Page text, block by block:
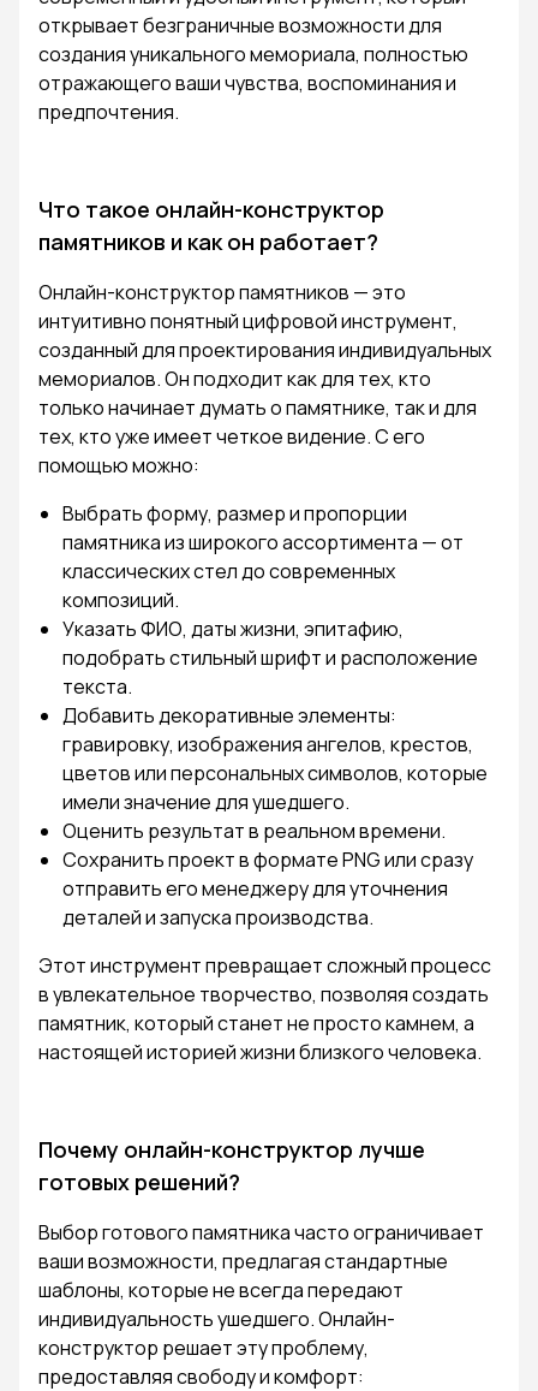
открывает безграничные возможности для
создания уникального мемориала, полностью
отражающего ваши чувства, воспоминания и
предпочтения.
Что такое онлайн-конструктор
памятников и как он работает?
Онлайн-конструктор памятников — это
интуитивно понятный цифровой инструмент,
созданный для проектирования индивидуальных
мемориалов. Он подходит как для тех, кто
только начинает думать о памятнике, так и для
тех, кто уже имеет четкое видение. С его
помощью можно:
Выбрать форму, размер и пропорции
памятника из широкого ассортимента — от
классических стел до современных
композиций.
Указать ФИО, даты жизни, эпитафию,
подобрать стильный шрифт и расположение
текста.
Добавить декоративные элементы:
гравировку, изображения ангелов, крестов,
цветов или персональных символов, которые
имели значение для ушедшего.
Оценить результат в реальном времени.
Сохранить проект в формате PNG или сразу
отправить его менеджеру для уточнения
деталей и запуска производства.
Этот инструмент превращает сложный процесс
в увлекательное творчество, позволяя создать
памятник, который станет не просто камнем, а
настоящей историей жизни близкого человека.
Почему онлайн-конструктор лучше
готовых решений?
Выбор готового памятника часто ограничивает
ваши возможности, предлагая стандартные
шаблоны, которые не всегда передают
индивидуальность ушедшего. Онлайн-
конструктор решает эту проблему,
предоставляя свободу и комфорт: